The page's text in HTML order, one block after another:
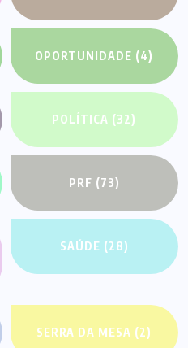
OPORTUNIDADE (4)
POLÍTICA (32)
PRF (73)
SAÚDE (28)
SERRA DA MESA (2)